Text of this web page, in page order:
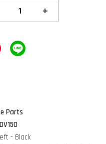
+
Parts
- Black